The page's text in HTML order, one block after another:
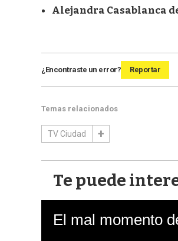
Alejandra Casablanca
¿Encontraste un error? Reportar
Temas relacionados
TV Ciudad
Te puede